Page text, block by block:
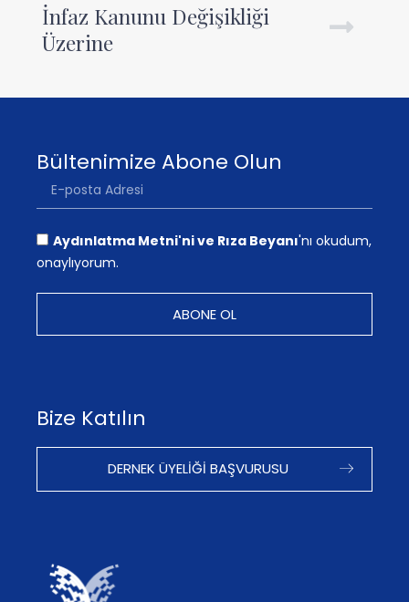
İnfaz Kanunu Değişikliği
Üzerine
Bültenimize Abone Olun
Aydınlatma Metni'ni ve Rıza Beyanı'nı okudum,
onaylıyorum.
ABONE OL
Bize Katılın
DERNEK ÜYELIĞI BAŞVURUSU